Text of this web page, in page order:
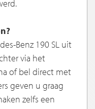
Benz 190 SL uit
via het
of bel direct met
geven u graag
zelfs een